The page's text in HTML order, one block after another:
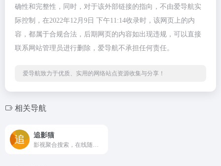
确性和完整性，同时，对于该外部链接的指向，不由爱导航实
际控制，在2022年12月9日 下午11:14收录时，该网页上的内
容，都属于合规合法，后期网页的内容如出现违规，可以直接
联系网站管理员进行删除，爱导航不承担任何责任。
爱导航致力于优质、实用的网络站点资源收集与分享！
相关导航
追影猫